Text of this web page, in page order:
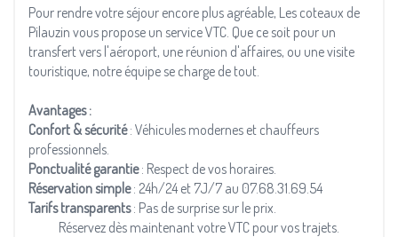
Pour rendre votre séjour encore plus agréable, Les coteaux de
Pilauzin vous propose un service VTC. Que ce soit pour un
transfert vers l'aéroport, une réunion d'affaires, ou une visite
touristique, notre équipe se charge de tout.
Avantages :
Confort & sécurité: Véhicules modernes et chauffeurs
professionnels.
Ponctualité garantie: Respect de vos horaires.
Réservation simple: 24h/24 et 7J/7 au 07.68.31.69.54
Tarifs transparents: Pas de surprise sur le prix.
Réservez dès maintenant votre VTC pour vos trajets.